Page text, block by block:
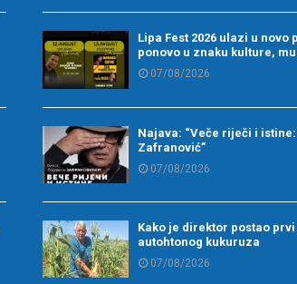
Lipa Fest 2026 ulazi u novo
ponovo u znaku kulture,
07/08/2026
Najava: “Veče riječi i
Zafranović”
07/08/2026
Kako je direktor postao
autohtonog kukuruza
07/08/2026